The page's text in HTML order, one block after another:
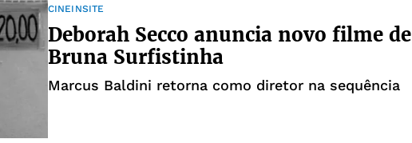
CINEINSITE
Deborah Secco anuncia novo filme de
Bruna Surfistinha
Marcus Baldini retorna como diretor na sequência